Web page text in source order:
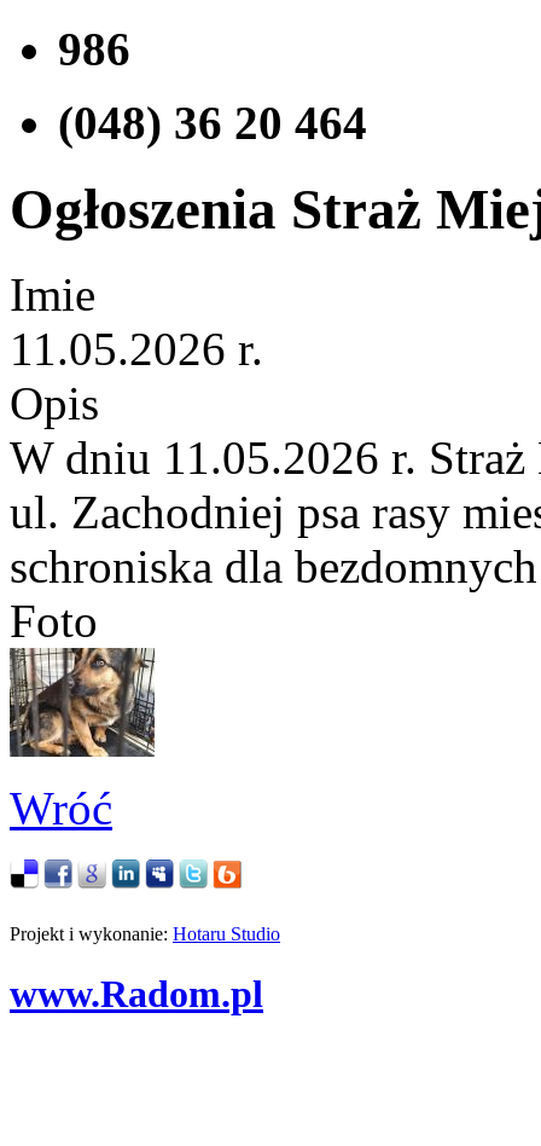
986
(048) 36 20 464
Ogłoszenia Straż
Imie
11.05.2026 r.
Opis
W dniu 11.05.2026 r.
ul. Zachodniej psa rasy
schroniska dla
Foto
Wróć
Projekt i wykonanie: Hotaru Studio
www.Radom.pl